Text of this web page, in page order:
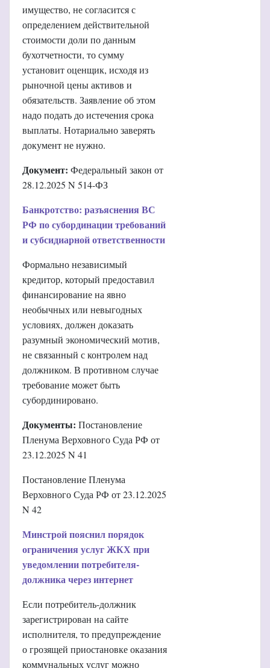
имущество, не согласится с
определением действительной
стоимости доли по данным
бухотчетности, то сумму
установит оценщик, исходя из
рыночной цены активов и
обязательств. Заявление об этом
надо подать до истечения срока
выплаты. Нотариально заверять
документ не нужно.
Документ: Федеральный закон от
28.12.2025 N 514-ФЗ
Банкротство: разъяснения ВС
РФ по субординации требований
и субсидиарной ответственности
Формально независимый
кредитор, который предоставил
финансирование на явно
необычных или невыгодных
условиях, должен доказать
разумный экономический мотив,
не связанный с контролем над
должником. В противном случае
требование может быть
субординировано.
Документы: Постановление
Пленума Верховного Суда РФ от
23.12.2025 N 41
Постановление Пленума
Верховного Суда РФ от 23.12.2025
N 42
Минстрой пояснил порядок
ограничения услуг ЖКХ при
уведомлении потребителя-
должника через интернет
Если потребитель-должник
зарегистрирован на сайте
исполнителя, то предупреждение
о грозящей приостановке оказания
коммунальных услуг можно